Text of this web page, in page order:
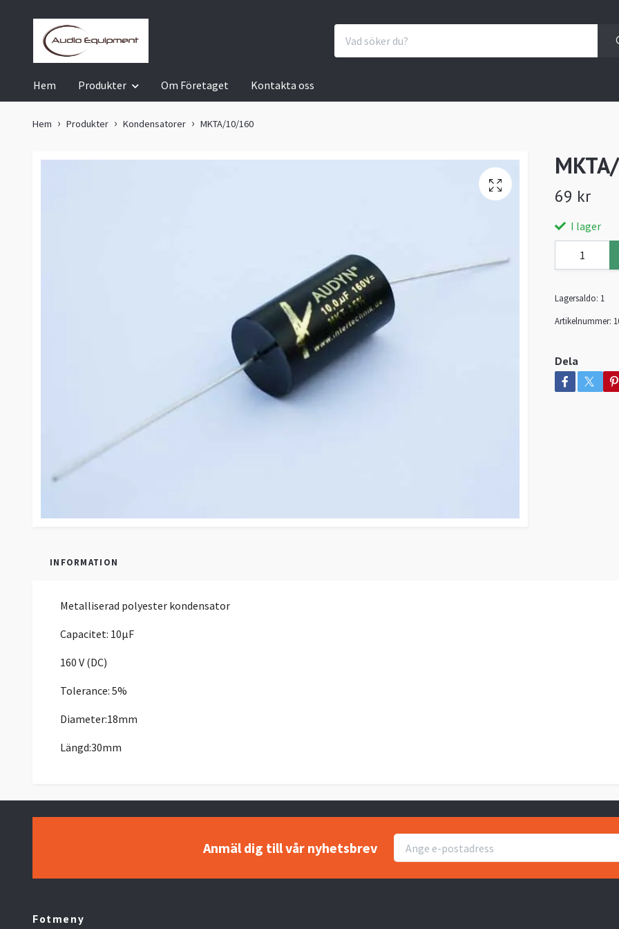
Hem Produkter Om Företaget Kontakta oss
Hem Produkter Kondensatorer MKTA/10/160
69 kr
I lager
Lagersaldo: 1
Artikelnummer:
Dela
INFORMATION
Metalliserad polyester kondensator
Capacitet: 10µF
160 V (DC)
Tolerance: 5%
Diameter:18mm
Längd:30mm
Anmäl dig till vår nyhetsbrev
Fotmeny